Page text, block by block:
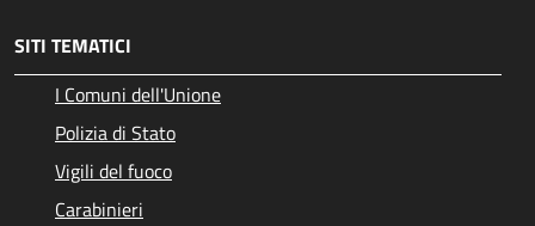
SITI TEMATICI
I Comuni dell'Unione
Polizia di Stato
Vigili del fuoco
Carabinieri